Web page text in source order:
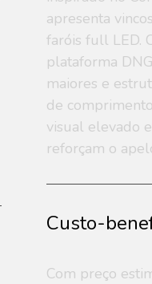
apresenta
faróis full LED.
plataforma
maiores e
de
visual elevado
reforçam o
Custo-
Com preço